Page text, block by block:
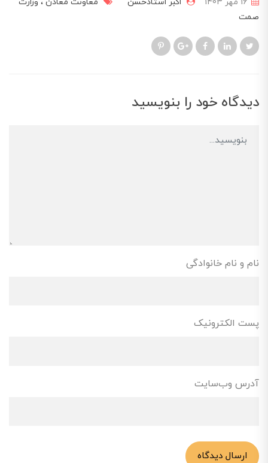
صمت
دیدگاه خود را بنویسید
نام و نام خانوادگی
پست الکترونیک
آدرس وب‌سایت
ارسال دیدگاه